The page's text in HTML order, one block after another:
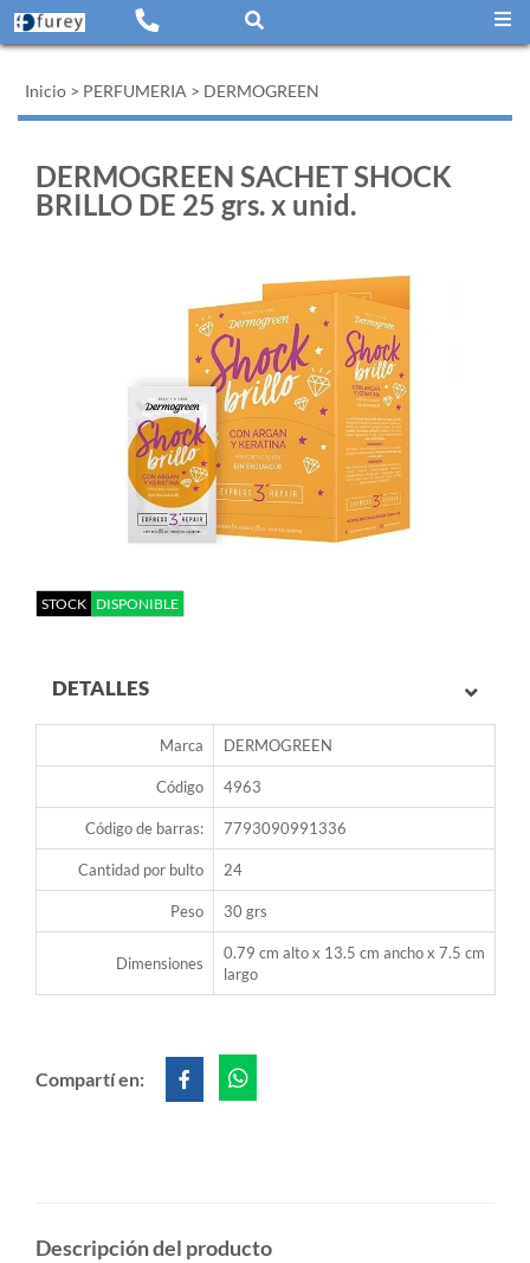
Inicio > PERFUMERIA > DERMOGREEN
DERMOGREEN SACHET SHOCK
BRILLO DE 25 grs. x unid.
STOCK DISPONIBLE
DETALLES
Marca DERMOGREEN
Código 4963
Código de barras: 7793090991336
Cantidad por bulto 24
Peso 30 grs
Dimensiones
0.79 cm alto x 13.5 cm ancho x 7.5 cm
largo
Compartí en:
Descripción del producto